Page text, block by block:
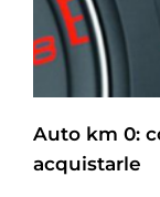
Auto km 0:
acquistarle